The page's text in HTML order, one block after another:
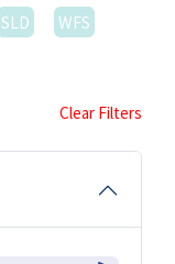
SLD
WFS
Clear Filters